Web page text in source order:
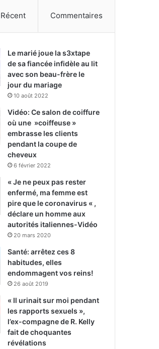
Récent Commentaires
Le marié joue la s3xtape
de sa fiancée infidèle au lit
avec son beau-frère le
jour du mariage
10 août 2022
Vidéo: Ce salon de coiffure
où une »coiffeuse »
embrasse les clients
pendant la coupe de
cheveux
6 février 2022
« Je ne peux pas rester
enfermé, ma femme est
pire que le coronavirus « ,
déclare un homme aux
autorités italiennes-Vidéo
20 mars 2020
Santé: arrêtez ces 8
habitudes, elles
endommagent vos reins!
26 août 2019
« Il urinait sur moi pendant
les rapports sexuels »,
l’ex-compagne de R. Kelly
fait de choquantes
révélations